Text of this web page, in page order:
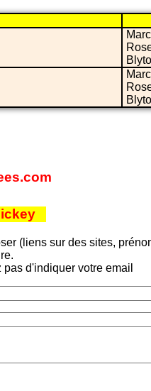
(liens sur des sites,
d'indiquer votre email